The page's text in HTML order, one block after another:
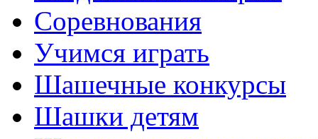
Соревнования
Учимся играть
Шашечные конкурсы
Шашки детям